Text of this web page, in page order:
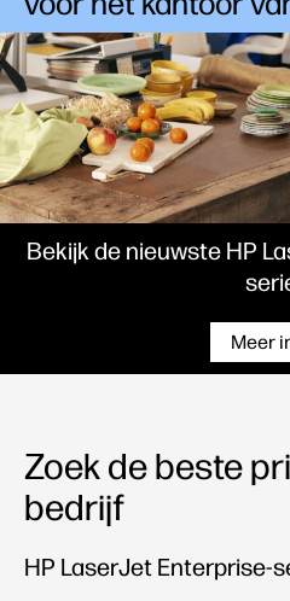
Bekijk de nieuwste HP
Meer
Zoek de beste
bedrijf
HP LaserJet Enterprise-